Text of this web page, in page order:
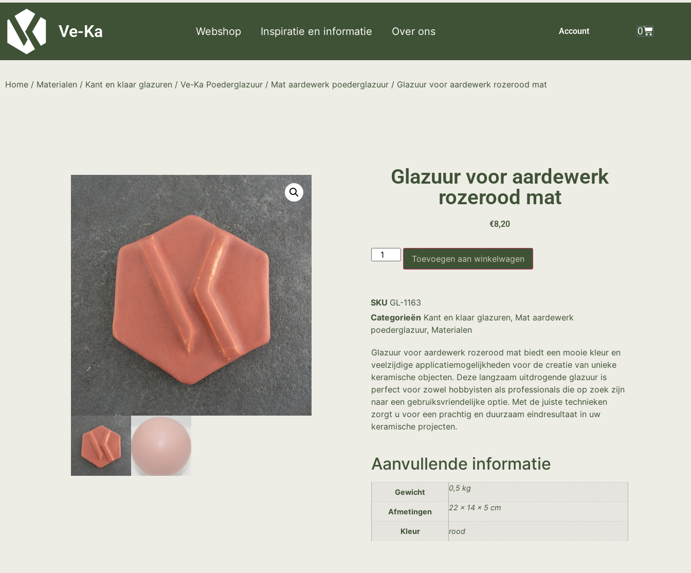
G-8P7N3X5BJ9
Ve-Ka Webshop Inspiratie en informatie Over ons Account 0
Home / Materialen / Kant en klaar glazuren / Ve-Ka Poederglazuur / Mat aardewerk poederglazuur / Glazuur voor aardewerk rozerood mat
Glazuur voor aardewerk
rozerood mat
€8,20
Toevoegen aan winkelwagen
SKU GL-1163
Categorieën Kant en klaar glazuren, Mat aardewerk
poederglazuur, Materialen
Glazuur voor aardewerk rozerood mat biedt een mooie kleur en
veelzijdige applicatiemogelijkheden voor de creatie van unieke
keramische objecten. Deze langzaam uitdrogende glazuur is
perfect voor zowel hobbyisten als professionals die op zoek zijn
naar een gebruiksvriendelijke optie. Met de juiste technieken
zorgt u voor een prachtig en duurzaam eindresultaat in uw
keramische projecten.
Aanvullende informatie
Gewicht 0,5 kg
Afmetingen 22 × 14 × 5 cm
Kleur rood